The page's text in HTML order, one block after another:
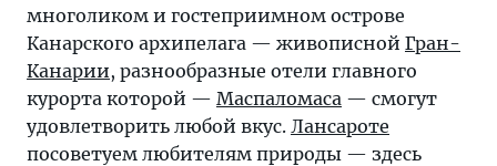
многоликом и гостеприимном острове
Канарского архипелага — живописной Гран-
Канарии, разнообразные отели главного
курорта которой — Маспаломаса — смогут
удовлетворить любой вкус. Лансароте
посоветуем любителям природы — здесь